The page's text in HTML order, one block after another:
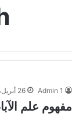
Admin 1 26 أبريل، 2017
مفهوم علم